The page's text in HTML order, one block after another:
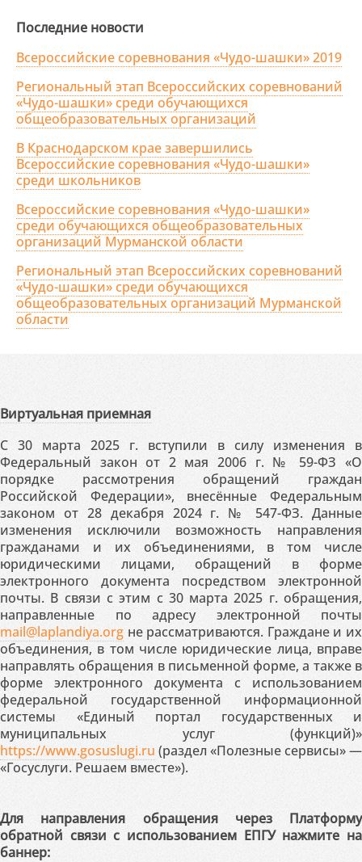
Последние новости
Всероссийские соревнования «Чудо-шашки» 2019
Региональный этап Всероссийских соревнований
«Чудо-шашки» среди обучающихся
общеобразовательных организаций
В Краснодарском крае завершились
Всероссийские соревнования «Чудо-шашки»
среди школьников
Всероссийские соревнования «Чудо-шашки»
среди обучающихся общеобразовательных
организаций Мурманской области
Региональный этап Всероссийских соревнований
«Чудо-шашки» среди обучающихся
общеобразовательных организаций Мурманской
области
Виртуальная приемная
С 30 марта 2025 г. вступили в силу изменения в
Федеральный закон от 2 мая 2006 г. № 59-ФЗ «О
порядке рассмотрения обращений граждан
Российской Федерации», внесённые Федеральным
законом от 28 декабря 2024 г. № 547-ФЗ. Данные
изменения исключили возможность направления
гражданами и их объединениями, в том числе
юридическими лицами, обращений в форме
электронного документа посредством электронной
почты. В связи с этим с 30 марта 2025 г. обращения,
направленные по адресу электронной почты
mail@laplandiya.org не рассматриваются. Граждане и их
объединения, в том числе юридические лица, вправе
направлять обращения в письменной форме, а также в
форме электронного документа с использованием
федеральной государственной информационной
системы «Единый портал государственных и
муниципальных услуг (функций)»
https://www.gosuslugi.ru (раздел «Полезные сервисы» —
«Госуслуги. Решаем вместе»).
Для направления обращения через Платформу
обратной связи с использованием ЕПГУ нажмите на
баннер: